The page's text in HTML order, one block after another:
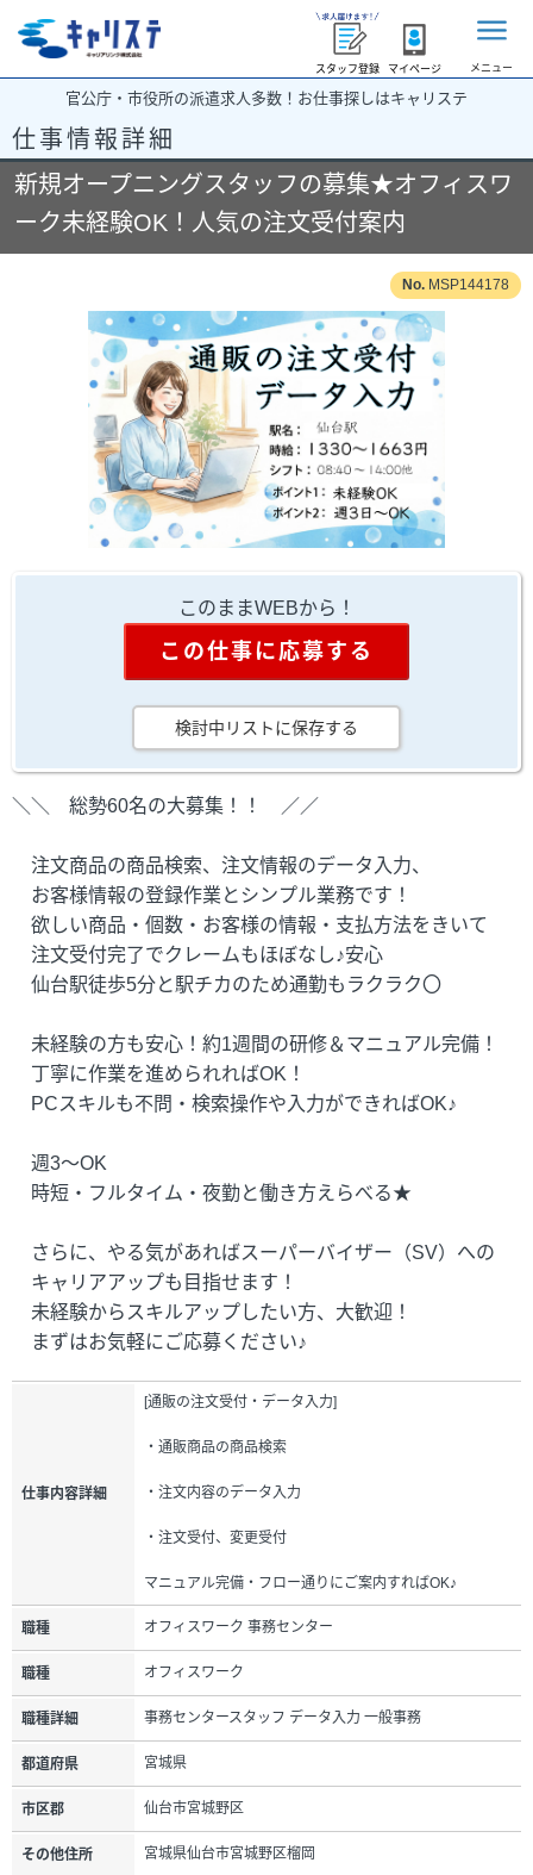
スタッフ登録 マイページ メニュー
官公庁・市役所の派遣求人多数！お仕事探しはキャリステ
仕事情報詳細
新規オープニングスタッフの募集★オフィスワ
ーク未経験OK！人気の注文受付案内
MSP144178
このままWEBから！
この仕事に応募する
検討中リストに保存する
＼＼ 総勢60名の大募集！！ ／／
注文商品の商品検索、注文情報のデータ入力、
お客様情報の登録作業とシンプル業務です！
欲しい商品・個数・お客様の情報・支払方法をきいて
注文受付完了でクレームもほぼなし♪安心
仙台駅徒歩5分と駅チカのため通勤もラクラク〇
未経験の方も安心！約1週間の研修＆マニュアル完備！
丁寧に作業を進められればOK！
PCスキルも不問・検索操作や入力ができればOK♪
週3～OK
時短・フルタイム・夜勤と働き方えらべる★
さらに、やる気があればスーパーバイザー（SV）への
キャリアアップも目指せます！
未経験からスキルアップしたい方、大歓迎！
まずはお気軽にご応募ください♪
仕事内容詳細
[通販の注文受付・データ入力]
・通販商品の商品検索
・注文内容のデータ入力
・注文受付、変更受付
マニュアル完備・フロー通りにご案内すればOK♪
職種 オフィスワーク 事務センター
職種 オフィスワーク
職種詳細 事務センタースタッフ データ入力 一般事務
都道府県 宮城県
市区郡 仙台市宮城野区
その他住所 宮城県仙台市宮城野区榴岡